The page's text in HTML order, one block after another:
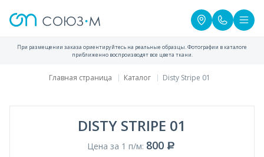
При размещении заказа ориентируйтесь на реальные образцы. Фотографии в каталоге
приближенно воспроизводят все цвета ткани.
Главная страница Каталог Disty Stripe 01
DISTY STRIPE 01
Цена за 1 п/м: 800